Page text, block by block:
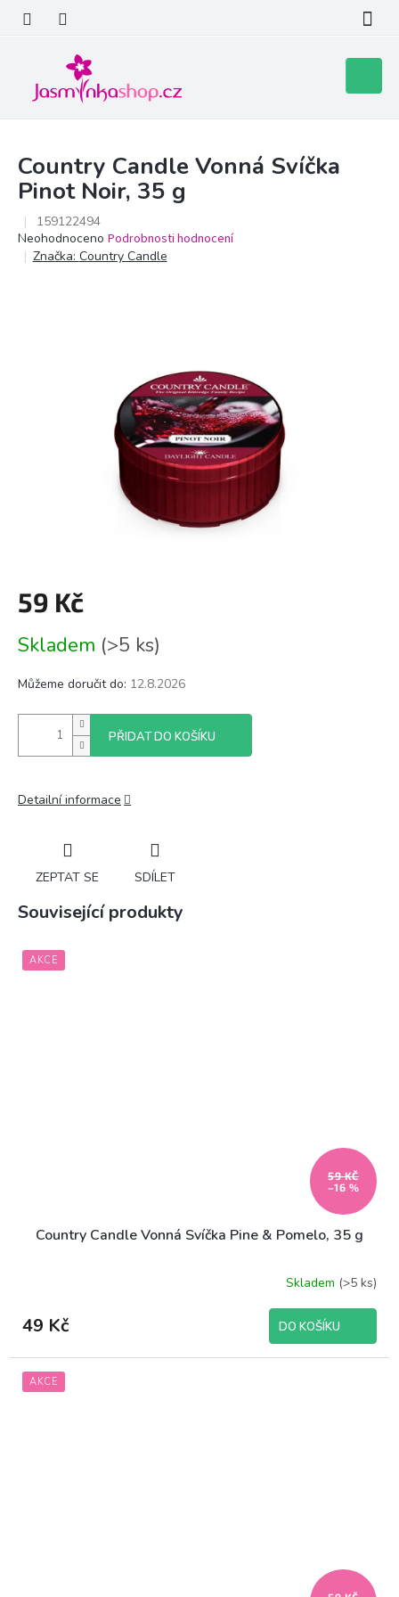
obsah
košík
Country Candle Vonná Svíčka
Pinot Noir, 35 g
159122494
Průměrné
hodnocení
Neohodnoceno Podrobnosti hodnocení
Značka: Country Candle
59 Kč
cena:
Skladem (>5 ks)
Můžeme doručit do: 12.8.2026
PŘIDAT DO KOŠÍKU
Detailní informace
ZEPTAT SE SDÍLET
Související produkty
AKCE
59 KČ
–16 %
Country Candle Vonná Svíčka Pine & Pomelo, 35 g
Skladem (>5 ks)
49 Kč DO KOŠÍKU
AKCE